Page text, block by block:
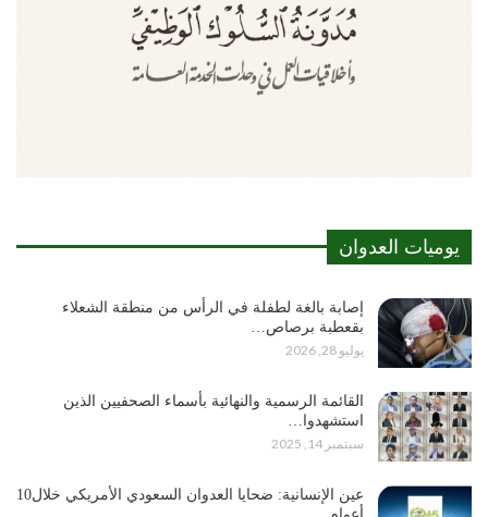
يوميات العدوان
إصابة بالغة لطفلة في الرأس من منطقة الشعلاء
بقعطبة برصاص…
يوليو 28, 2026
القائمة الرسمية والنهائية بأسماء الصحفيين الذين
استشهدوا…
سبتمبر 14, 2025
عين الإنسانية: ضحايا العدوان السعودي الأمريكي خلال10